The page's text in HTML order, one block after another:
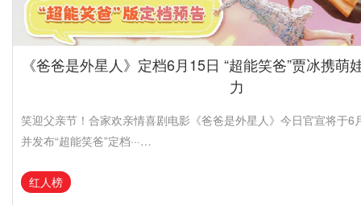
《爸爸是外星人》定档6月15日 “超能笑爸”贾冰携萌
力
笑迎父亲节！合家欢亲情喜剧电影《爸爸是外星人》今日官宣将于6
并发布“超能笑爸”定档···…
红人榜